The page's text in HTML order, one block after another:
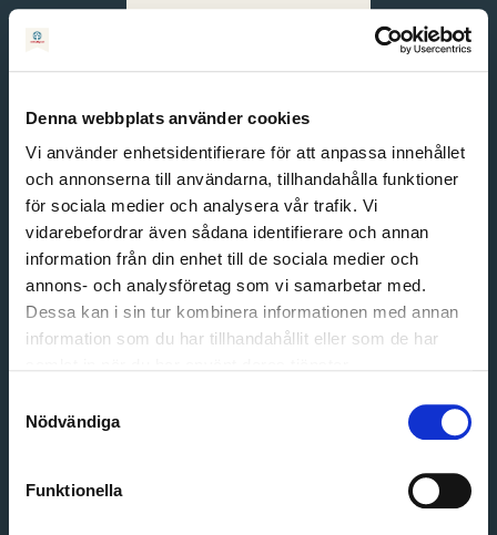
Denna webbplats använder cookies
Vi använder enhetsidentifierare för att anpassa innehållet
och annonserna till användarna, tillhandahålla funktioner
för sociala medier och analysera vår trafik. Vi
vidarebefordrar även sådana identifierare och annan
information från din enhet till de sociala medier och
annons- och analysföretag som vi samarbetar med.
Dessa kan i sin tur kombinera informationen med annan
information som du har tillhandahållit eller som de har
Nödvändiga
Funktionella
English
Svenska
Email address